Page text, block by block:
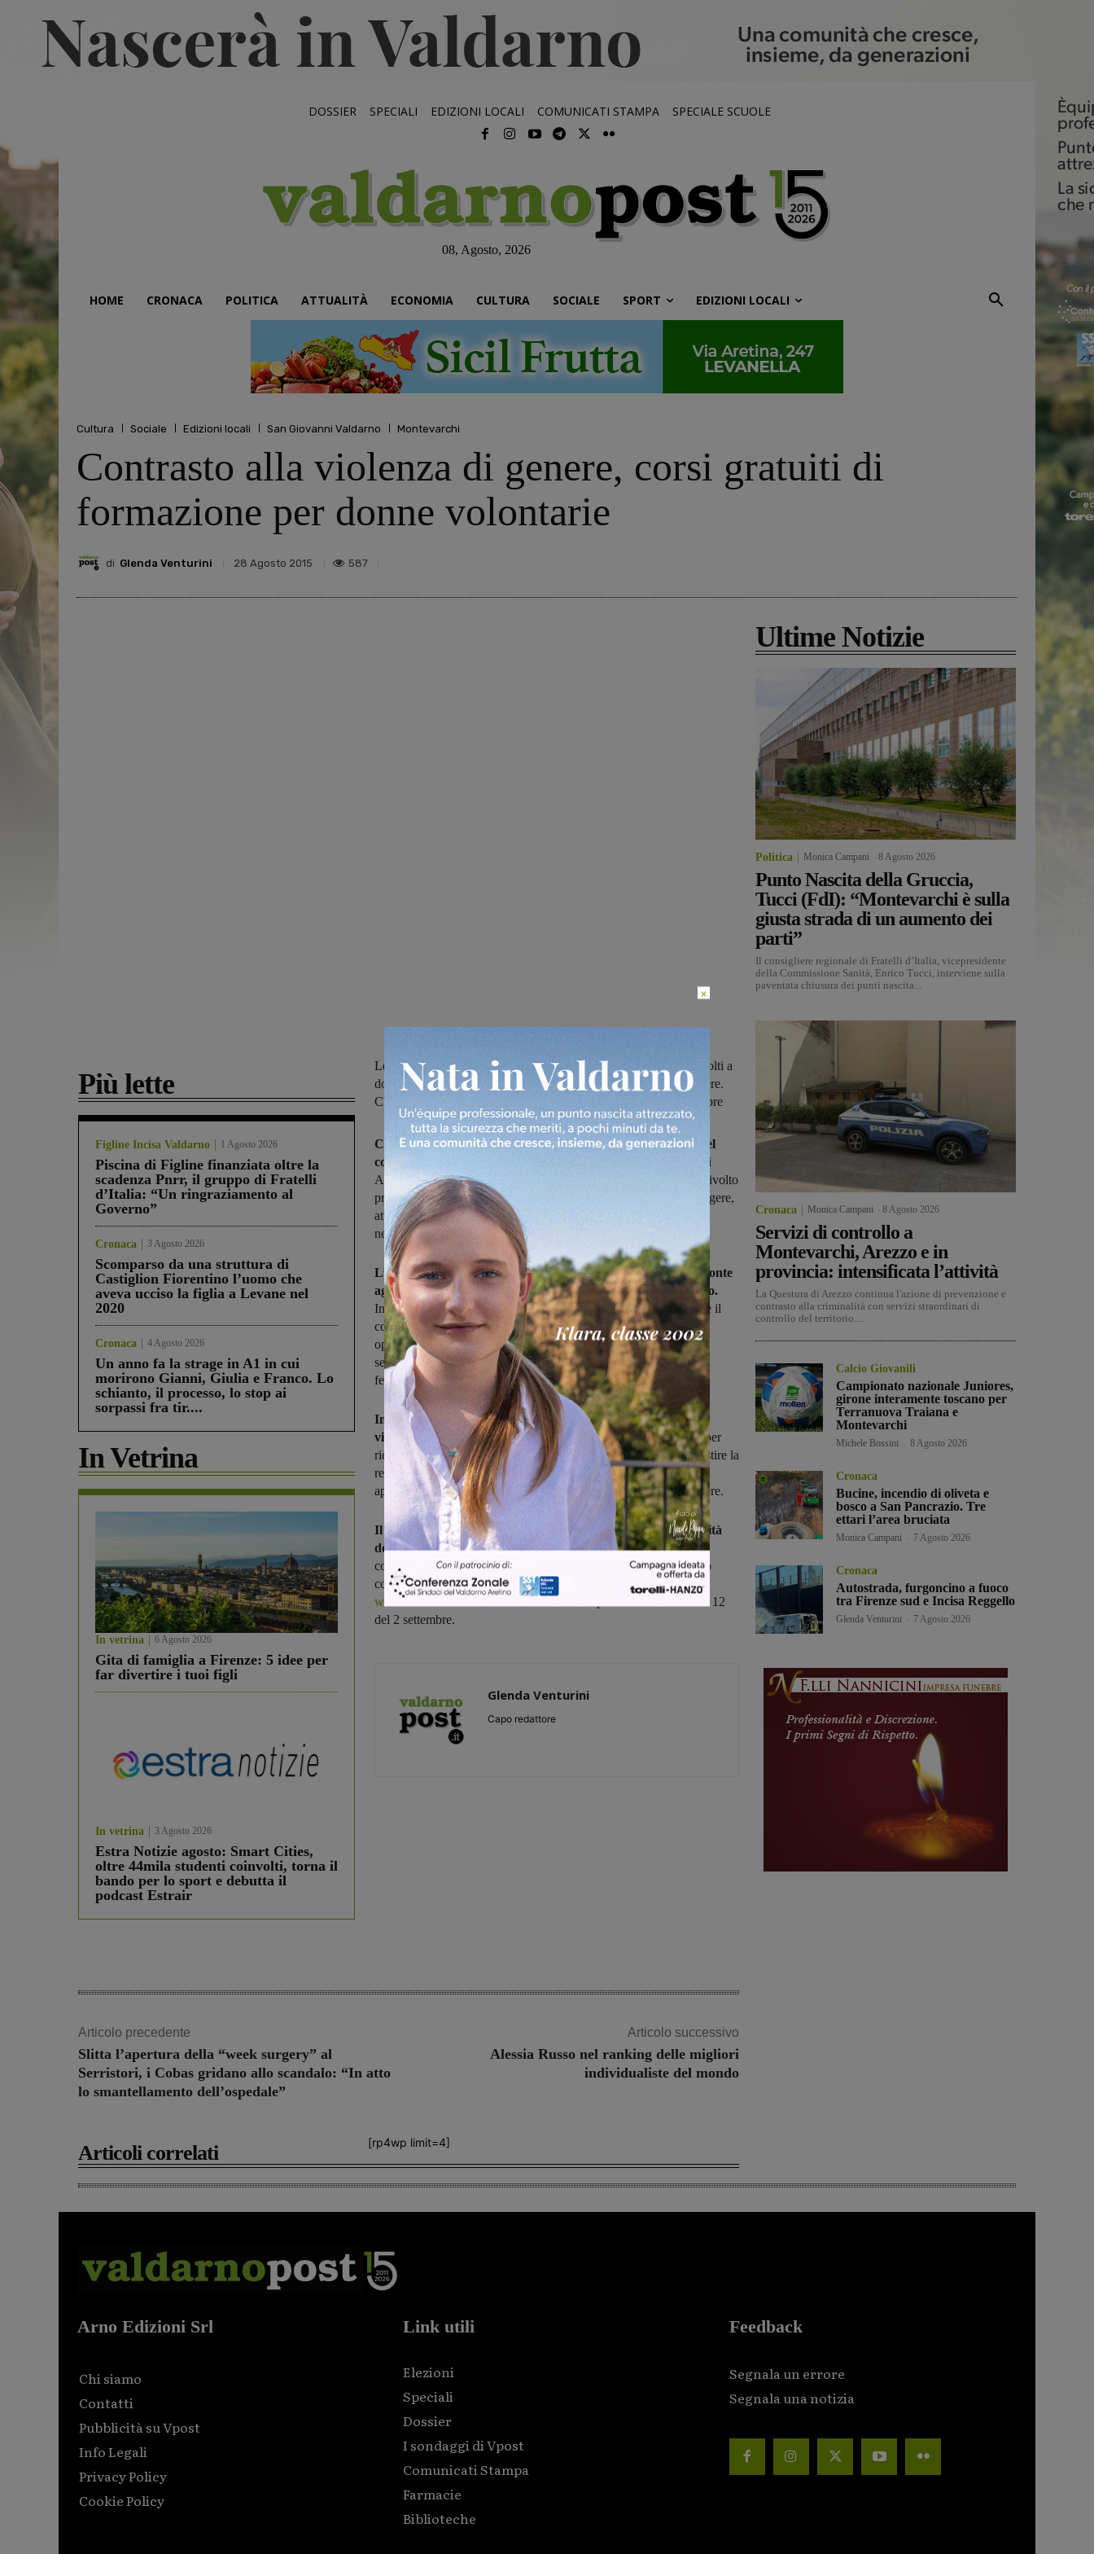
DOSSIER SPECIALI EDIZIONI LOCALI COMUNICATI STAMPA SPECIALE SCUOLE
08, Agosto, 2026
HOME CRONACA POLITICA ATTUALITÀ ECONOMIA CULTURA SOCIALE SPORT EDIZIONI LOCALI
Cultura Sociale Edizioni locali San Giovanni Valdarno Montevarchi
Contrasto alla violenza di genere, corsi gratuiti di
formazione per donne volontarie
di Glenda Venturini 28 Agosto 2015 587
Più lette
Figline Incisa Valdarno 1 Agosto 2026
Piscina di Figline finanziata oltre la
scadenza Pnrr, il gruppo di Fratelli
d’Italia: “Un ringraziamento al
Governo”
Cronaca 3 Agosto 2026
Scomparso da una struttura di
Castiglion Fiorentino l’uomo che
aveva ucciso la figlia a Levane nel
2020
Cronaca 4 Agosto 2026
Un anno fa la strage in A1 in cui
morirono Gianni, Giulia e Franco. Lo
schianto, il processo, lo stop ai
sorpassi fra tir....
In Vetrina
In vetrina 6 Agosto 2026
Gita di famiglia a Firenze: 5 idee per
far divertire i tuoi figli
In vetrina 3 Agosto 2026
Estra Notizie agosto: Smart Cities,
oltre 44mila studenti coinvolti, torna il
bando per lo sport e debutta il
podcast Estrair
Le Province di Arezzo e Siena hanno organizzato alcuni corsi rivolti a
donne, per formare operatrici per il contrasto alla violenza di genere.
Chi volesse partecipare può presentare domanda entro il 2 settembre
Corsi di formazione per donne impegnate volontariamente nel
contrasto alla violenza di genere
. Li organizzano le Provincia di
Arezzo e Siena, che per questo hanno appena emesso un avviso rivolto
proprio a donne che già svolgono, o che intendono iniziare a svolgere,
attività personale, spontanea e gratuita in organismi operanti
nell’ambito del contrasto alla violenza di genere.
L’obiettivo di questa iniziativa è di migliorare la risposta di fronte
agli episodi di violenza di genere che si verificano sul territorio.
Infatti tra le finalità riconosciute dalla legge alle Province compete il
controllo dei fenomeni discriminatori e la promozione delle pari
opportunità. I corsi permetteranno di fornire alle donne che li
seguiranno una conoscenza specifica o un approfondimento del
fenomeno della violenza di genere.
In particolare le volontarie saranno formate nell'assistenza a
vittime di violenza,e saranno forniti loro gli strumenti cognitivi per
riconoscere e far emergere il maltrattamento subìto, nel sapere gestire la
relazione di aiuto e nel saper e nel saper mettere in atto azioni
appropriate all’interno della rete a contrasto della violenza di genere.
Il corso, interamente gratuito, sarà svolto a cura dell’Università
degli Studi Milano-Bicocca, e le lezioni si svolgeranno nei mesi
compresi tra settembre e novembre. Programma e calendario sono
consultabili sulsito della Provincia di Arezzo
oppure su
www.didonne.it
. La domanda deve essere presentata entro le ore 12
del 2 settembre.
Glenda Venturini
Capo redattore
Articolo precedente
Slitta l’apertura della “week surgery” al
Serristori, i Cobas gridano allo scandalo: “In atto
lo smantellamento dell’ospedale”
Articolo successivo
Alessia Russo nel ranking delle migliori
individualiste del mondo
[rp4wp limit=4]
Articoli correlati
Ultime Notizie
Politica Monica Campani 8 Agosto 2026
Punto Nascita della Gruccia,
Tucci (FdI): “Montevarchi è sulla
giusta strada di un aumento dei
parti”
Il consigliere regionale di Fratelli d’Italia, vicepresidente
della Commissione Sanità, Enrico Tucci, interviene sulla
paventata chiusura dei punti nascita...
Cronaca Monica Campani 8 Agosto 2026
Servizi di controllo a
Montevarchi, Arezzo e in
provincia: intensificata l’attività
La Questura di Arezzo continua l'azione di prevenzione e
contrasto alla criminalità con servizi straordinari di
controllo del territorio....
Calcio Giovanili
Campionato nazionale Juniores,
girone interamente toscano per
Terranuova Traiana e
Montevarchi
Michele Bossini 8 Agosto 2026
Cronaca
Bucine, incendio di oliveta e
bosco a San Pancrazio. Tre
ettari l’area bruciata
Monica Campani 7 Agosto 2026
Cronaca
Autostrada, furgoncino a fuoco
tra Firenze sud e Incisa Reggello
Glenda Venturini 7 Agosto 2026
Arno Edizioni Srl
Chi siamo
Contatti
Pubblicità su Vpost
Info Legali
Privacy Policy
Cookie Policy
Link utili
Elezioni
Speciali
Dossier
I sondaggi di Vpost
Comunicati Stampa
Farmacie
Biblioteche
Feedback
Segnala un errore
Segnala una notizia
×